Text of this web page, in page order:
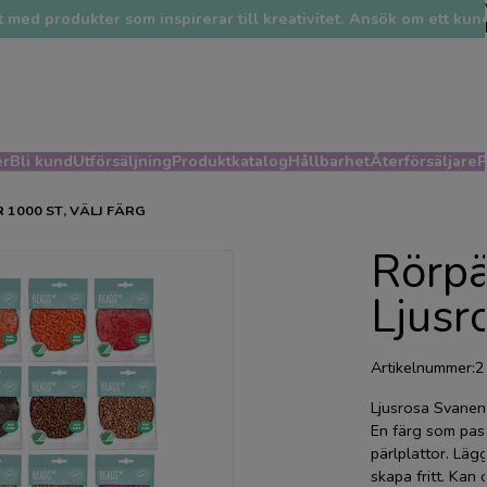
med produkter som inspirerar till kreativitet. Ansök om ett
Bli kundUtförsäljningProduktkatalogHållbarhetÅterförsäljare
1000 ST, VÄLJ FÄRG
Artikelnummer:
Ljusrosa
En färg som
pärlplattor.
skapa fritt. Kan